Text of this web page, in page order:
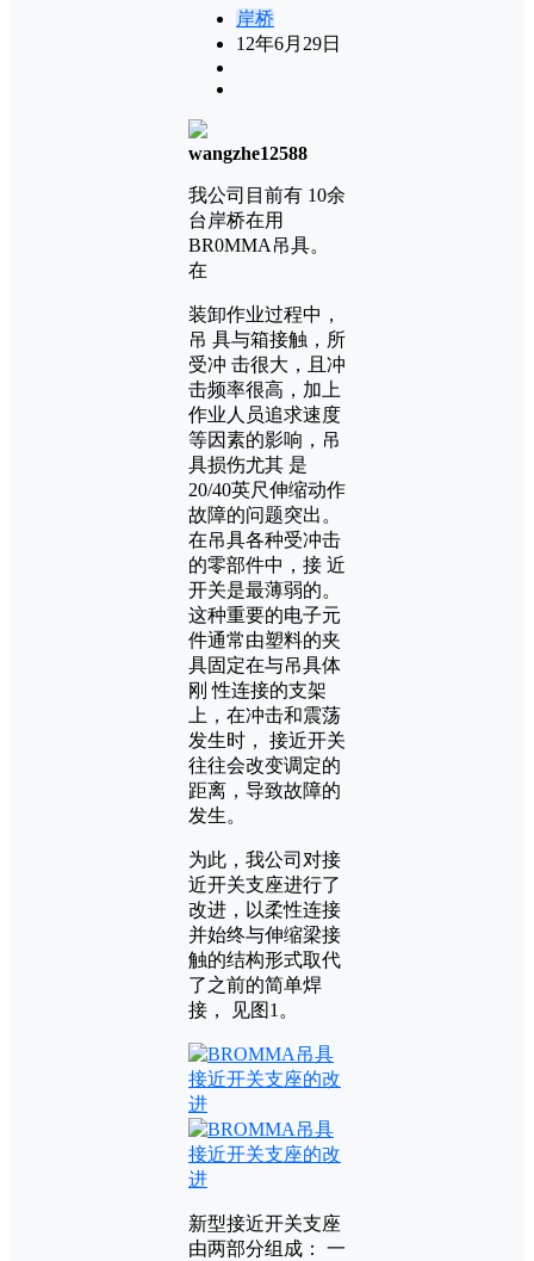
岸桥
12年6月29日
wangzhe12588
我公司目前有 10余
台岸桥在用
BR0MMA吊具。
在
装卸作业过程中，
吊 具与箱接触，所
受冲 击很大，且冲
击频率很高，加上
作业人员追求速度
等因素的影响，吊
具损伤尤其 是
20/40英尺伸缩动作
故障的问题突出。
在吊具各种受冲击
的零部件中，接 近
开关是最薄弱的。
这种重要的电子元
件通常由塑料的夹
具固定在与吊具体
刚 性连接的支架
上，在冲击和震荡
发生时， 接近开关
往往会改变调定的
距离，导致故障的
发生。
为此，我公司对接
近开关支座进行了
改进，以柔性连接
并始终与伸缩梁接
触的结构形式取代
了之前的简单焊
接， 见图1。
新型接近开关支座
由两部分组成： 一